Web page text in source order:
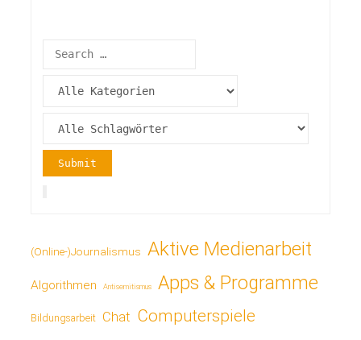
(Online-)Journalismus Aktive Medienarbeit
Algorithmen Antisemitismus Apps & Programme
Bildungsarbeit Chat Computerspiele